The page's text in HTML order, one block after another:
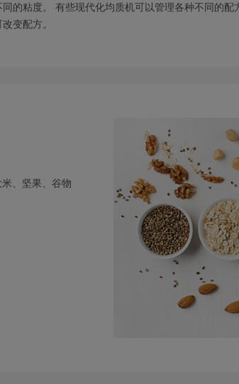
的粘度。 有些现代化均质机可以管理各种不同的
变配方。
、坚果、谷物